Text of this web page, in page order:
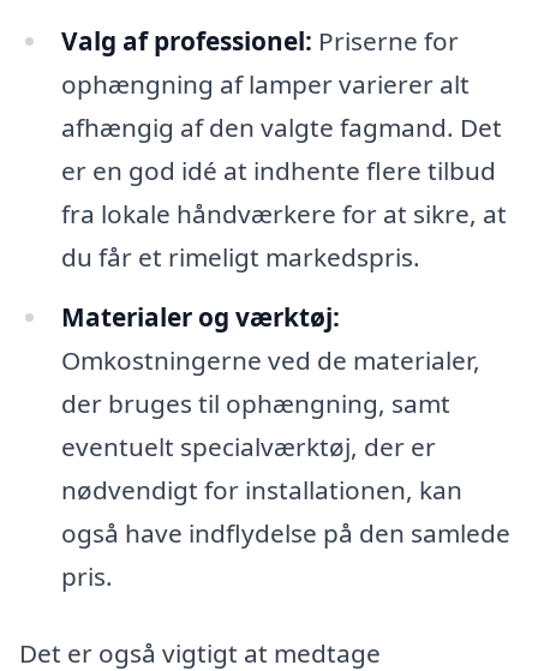
Valg af professionel: Priserne for
ophængning af lamper varierer alt
afhængig af den valgte fagmand. Det
er en god idé at indhente flere tilbud
fra lokale håndværkere for at sikre, at
du får et rimeligt markedspris.
Materialer og værktøj:
Omkostningerne ved de materialer,
der bruges til ophængning, samt
eventuelt specialværktøj, der er
nødvendigt for installationen, kan
også have indflydelse på den samlede
pris.
Det er også vigtigt at medtage